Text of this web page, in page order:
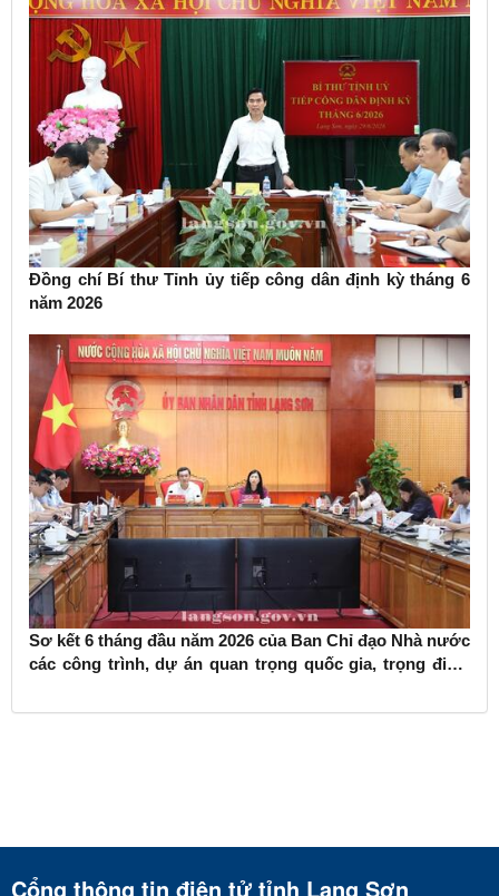
Đồng chí Bí thư Tỉnh ủy tiếp công dân định kỳ tháng 6
năm 2026
Sơ kết 6 tháng đầu năm 2026 của Ban Chỉ đạo Nhà nước
các công trình, dự án quan trọng quốc gia, trọng điểm
Cổng thông tin điện tử tỉnh Lạng Sơn